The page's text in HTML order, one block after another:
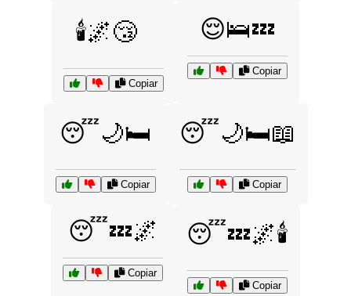
🕯️🌌😴
Copiar
😌🛌💤
Copiar
😴🌙🛏️
Copiar
😴🌙🛏️📖
Copiar
😴💤🌌
Copiar
😴💤🌌🕯️
Copiar